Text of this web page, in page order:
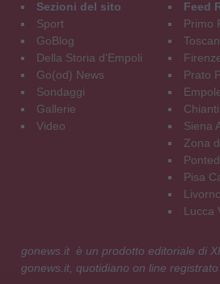
Sezioni del sito
Sport
GoBlog
Della Storia d'Empoli
Go(od) News
Sondaggi
Gallerie
Video
Feed
Primo
Prato
Siena
Zona
Pisa
Lucca
gonews.it è un prodotto editoriale di
gonews.it, quotidiano on line